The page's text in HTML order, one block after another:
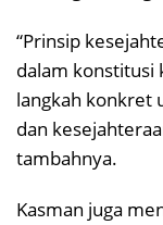
“Prinsip
dalam konstitusi
langkah konkret
dan
tambahnya.
Kasman juga